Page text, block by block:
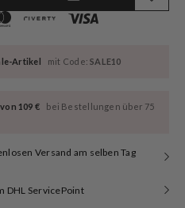
Artikel mit Code:SALE10
109 €
bei Bestellungen über 75
Versand am selben Tag
DHL ServicePoint